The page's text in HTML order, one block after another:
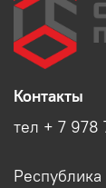
Контакты
тел + 7 978